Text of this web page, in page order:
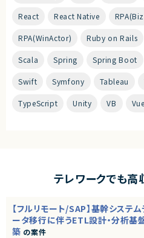
React React Native
RPA(WinActor) Ruby on Rails
Scala Spring Spring Boot
Swift Symfony Tableau
TypeScript Unity VB
テレワークでも
【フルリモート/SAP】基幹システ
ータ移行に伴うETL設計・分析基
築 の案件